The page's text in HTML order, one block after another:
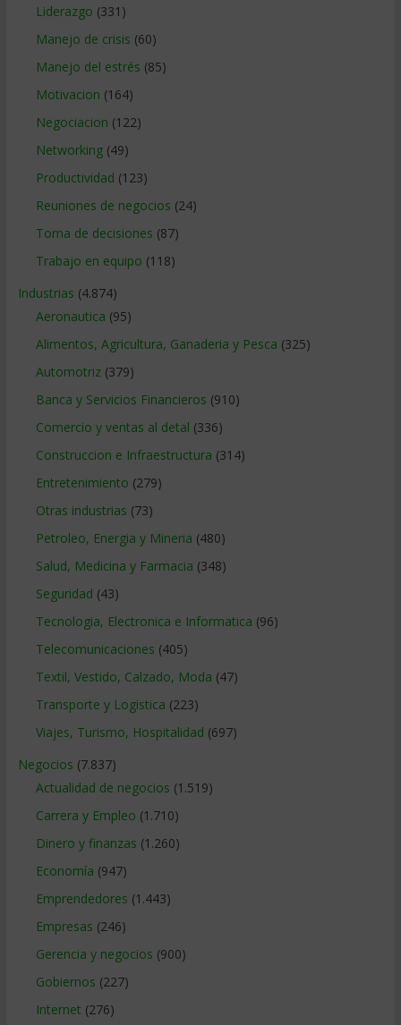
Liderazgo (331)
Manejo de crisis (60)
Manejo del estrés (85)
Motivacion (164)
Negociacion (122)
Networking(49)
Productividad (123)
Reuniones de negocios (24)
Toma de decisiones (87)
Trabajo en equipo (118)
Industrias (4.874)
Aeronautica (95)
Alimentos, Agricultura, Ganaderia y Pesca (325)
Automotriz(379)
Banca y Servicios Financieros (910)
Comercio y ventas al detal (336)
Construccion e Infraestructura (314)
Entretenimiento (279)
Otras industrias (73)
Petroleo, Energia y Mineria (480)
Salud, Medicina y Farmacia (348)
Seguridad (43)
Tecnologia, Electronica e Informatica (96)
Telecomunicaciones (405)
Textil, Vestido, Calzado, Moda (47)
Transporte y Logistica (223)
Viajes, Turismo, Hospitalidad (697)
Negocios (7.837)
Actualidad de negocios (1.519)
Carrera y Empleo (1.710)
Dinero y finanzas (1.260)
Economía (947)
Emprendedores (1.443)
Empresas (246)
Gerencia y negocios (900)
Gobiernos (227)
Internet (276)